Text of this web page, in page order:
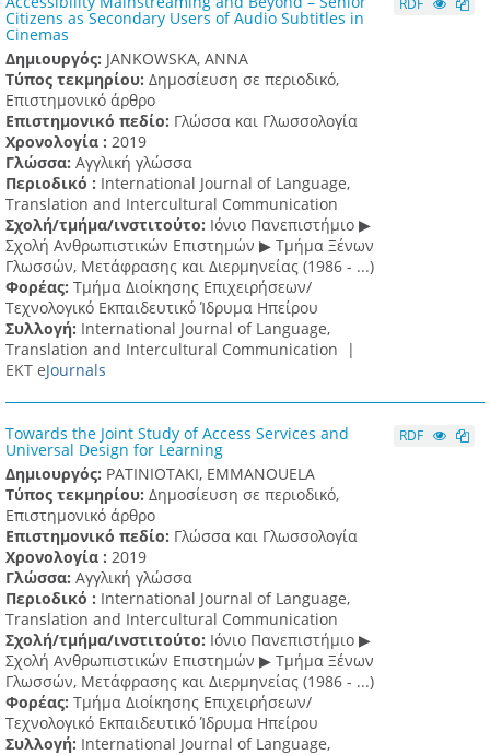
Citizens as Secondary Users of Audio Subtitles in
Cinemas
Δημιουργός: JANKOWSKA, ANNA
Τύπος τεκμηρίου: Δημοσίευση σε περιοδικό,
Επιστημονικό άρθρο
Επιστημονικό πεδίο: Γλώσσα και Γλωσσολογία
Χρονολογία : 2019
Γλώσσα: Αγγλική γλώσσα
Περιοδικό : International Journal of Language,
Translation and Intercultural Communication
Σχολή/τμήμα/ινστιτούτο: Ιόνιο Πανεπιστήμιο ▶
Σχολή Ανθρωπιστικών Επιστημών ▶ Tμήμα Ξένων
Γλωσσών, Mετάφρασης και Διερμηνείας (1986 - ...)
Φορέας: Τμήμα Διοίκησης Επιχειρήσεων/
Τεχνολογικό Εκπαιδευτικό Ίδρυμα Ηπείρου
Συλλογή: International Journal of Language,
Translation and Intercultural Communication |
ΕΚΤ eJournals
RDF
Towards the Joint Study of Access Services and
Universal Design for Learning
Δημιουργός: PATINIOTAKI, EMMANOUELA
Τύπος τεκμηρίου: Δημοσίευση σε περιοδικό,
Επιστημονικό άρθρο
Επιστημονικό πεδίο: Γλώσσα και Γλωσσολογία
Χρονολογία : 2019
Γλώσσα: Αγγλική γλώσσα
Περιοδικό : International Journal of Language,
Translation and Intercultural Communication
Σχολή/τμήμα/ινστιτούτο: Ιόνιο Πανεπιστήμιο ▶
Σχολή Ανθρωπιστικών Επιστημών ▶ Tμήμα Ξένων
Γλωσσών, Mετάφρασης και Διερμηνείας (1986 - ...)
Φορέας: Τμήμα Διοίκησης Επιχειρήσεων/
Τεχνολογικό Εκπαιδευτικό Ίδρυμα Ηπείρου
Συλλογή: International Journal of Language,
RDF